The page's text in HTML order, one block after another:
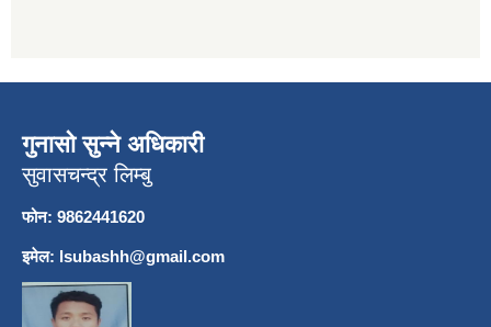
गुनासो सुन्ने अधिकारी
सुवासचन्द्र लिम्बु
फोन: 9862441620
इमेल: lsubashh@gmail.com